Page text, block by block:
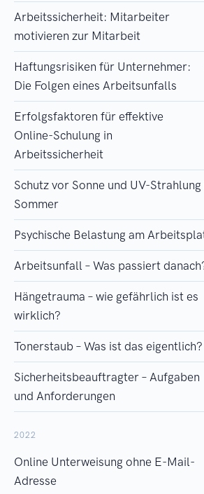
Arbeitssicherheit: Mitarbeiter
motivieren zur Mitarbeit
Haftungsrisiken für Unternehmer:
Die Folgen eines Arbeitsunfalls
Erfolgsfaktoren für effektive
Online-Schulung in
Arbeitssicherheit
Schutz vor Sonne und UV-Strahlung
Sommer
Psychische Belastung am
Arbeitsunfall – Was passiert
Hängetrauma – wie gefährlich ist es
wirklich?
Tonerstaub – Was ist das eigentlich?
Sicherheitsbeauftragter – Aufgaben
und Anforderungen
2022
Online Unterweisung ohne E-Mail-
Adresse